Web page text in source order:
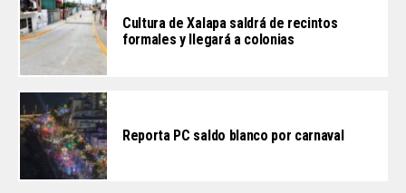
Cultura de Xalapa saldrá de recintos
formales y llegará a colonias
Reporta PC saldo blanco por carnaval